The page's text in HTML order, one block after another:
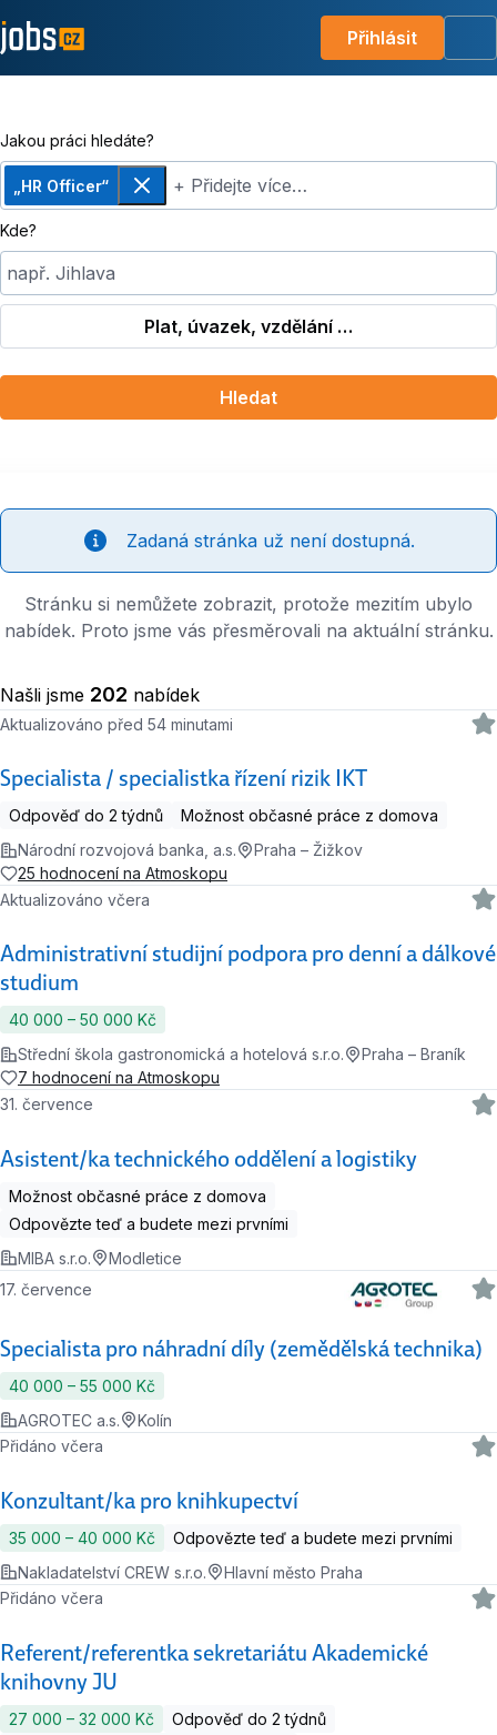
Přihlásit
Jakou práci hledáte?
„HR Officer“
Odebrat+ Přidejte více…
Kde?
např. Jihlava
Plat, úvazek, vzdělání …
Hledat
Zadaná stránka už není dostupná.
Stránku si nemůžete zobrazit, protože mezitím ubylo
nabídek. Proto jsme vás přesměrovali na aktuální stránku.
Našli jsme 202 nabídek
Specialista / specialistka řízení rizik IKT
Aktualizováno před 54 minutami
Odpověď do 2 týdnů
Možnost občasné práce z domova
Národní rozvojová banka, a.s.
Praha – Žižkov
25 hodnocení na Atmoskopu
Administrativní studijní podpora pro denní a dálkové
studium
Aktualizováno včera
40 000 ‍–‍ 50 000 Kč
Střední škola gastronomická a hotelová s.r.o.
Praha – Braník
7 hodnocení na Atmoskopu
Asistent/ka technického oddělení a logistiky
31. července
Možnost občasné práce z domova
Odpovězte teď a budete mezi prvními
MIBA s.r.o.
Modletice
Specialista pro náhradní díly (zemědělská technika)
17. července
40 000 ‍–‍ 55 000 Kč
AGROTEC a.s.
Kolín
Konzultant/ka pro knihkupectví
Přidáno včera
35 000 ‍–‍ 40 000 Kč
Odpovězte teď a budete mezi prvními
Nakladatelství CREW s.r.o.
Hlavní město Praha
Referent/referentka sekretariátu Akademické
knihovny JU
Přidáno včera
27 000 ‍–‍ 32 000 Kč
Odpověď do 2 týdnů